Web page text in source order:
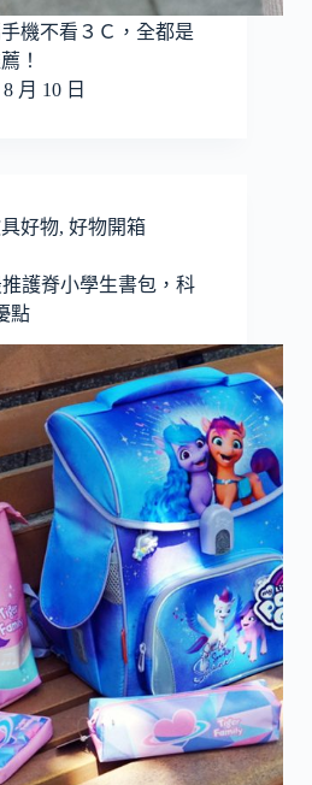
機不看３Ｃ，全都是
！
月 10 日
好物, 好物開箱
推護脊小學生書包，科
點